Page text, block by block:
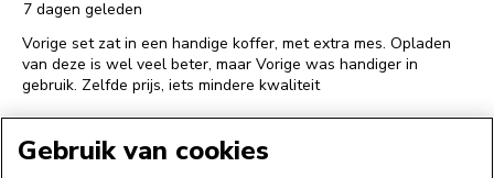
Gebruik van cookies